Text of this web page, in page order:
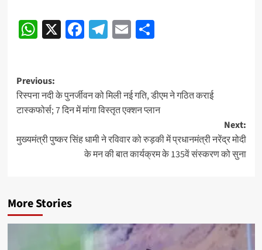
Post
navigation
WhatsApp
X Facebook
Telegram
EmailShare
Post
navigation
Previous:
रिस्पना नदी के पुनर्जीवन को मिली नई गति, डीएम ने गठित कराई
टास्कफोर्स; 7 दिन में मांगा विस्तृत एक्शन प्लान
Next:
मुख्यमंत्री पुष्कर सिंह धामी ने रविवार को रुड़की में प्रधानमंत्री नरेंद्र मोदी
के मन की बात कार्यक्रम के 135वें संस्करण को सुना
More Stories